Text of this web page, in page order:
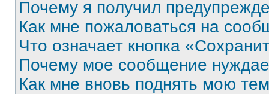
Почему я получил
Как мне пожаловаться на
Что означает кнопка
Почему мое сообщение
Как мне вновь поднять мою